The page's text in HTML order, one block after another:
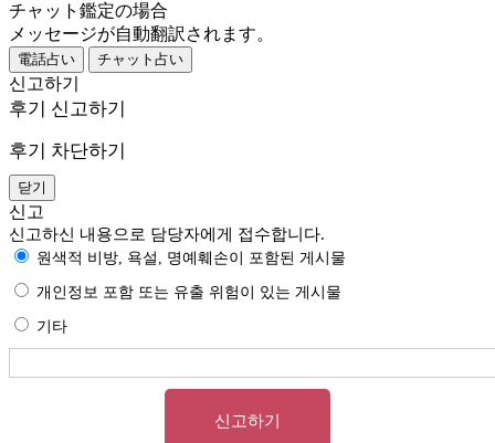
チャット鑑定の場合
メッセージが自動翻訳されます。
電話占い チャット占い
신고하기
후기 신고하기
후기 차단하기
닫기
신고
신고하신 내용으로 담당자에게 접수합니다.
원색적 비방, 욕설, 명예훼손이 포함된 게시물
개인정보 포함 또는 유출 위험이 있는 게시물
기타
신고하기